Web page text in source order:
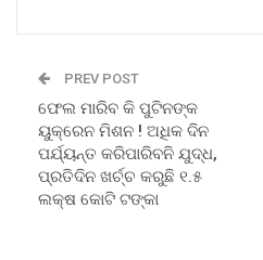
PREV POST
ଫେଲ ମାରିବ କି ପୁଟିନଙ୍କ
ୟୁକ୍ରେନ ମିଶନ ! ଅଧିକ ଦିନ
ପର୍ଯ୍ୟନ୍ତ କରିପାରିବନି ଯୁଦ୍ଧ,
ପ୍ରତିଦିନ ଖର୍ଚ୍ଚ କରୁଛି ୧.୫
ଲକ୍ଷ କୋଟି ଟଙ୍କା